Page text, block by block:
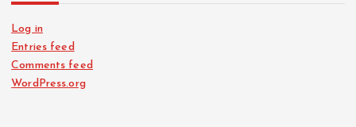
Log in
Entries feed
Comments feed
WordPress.org